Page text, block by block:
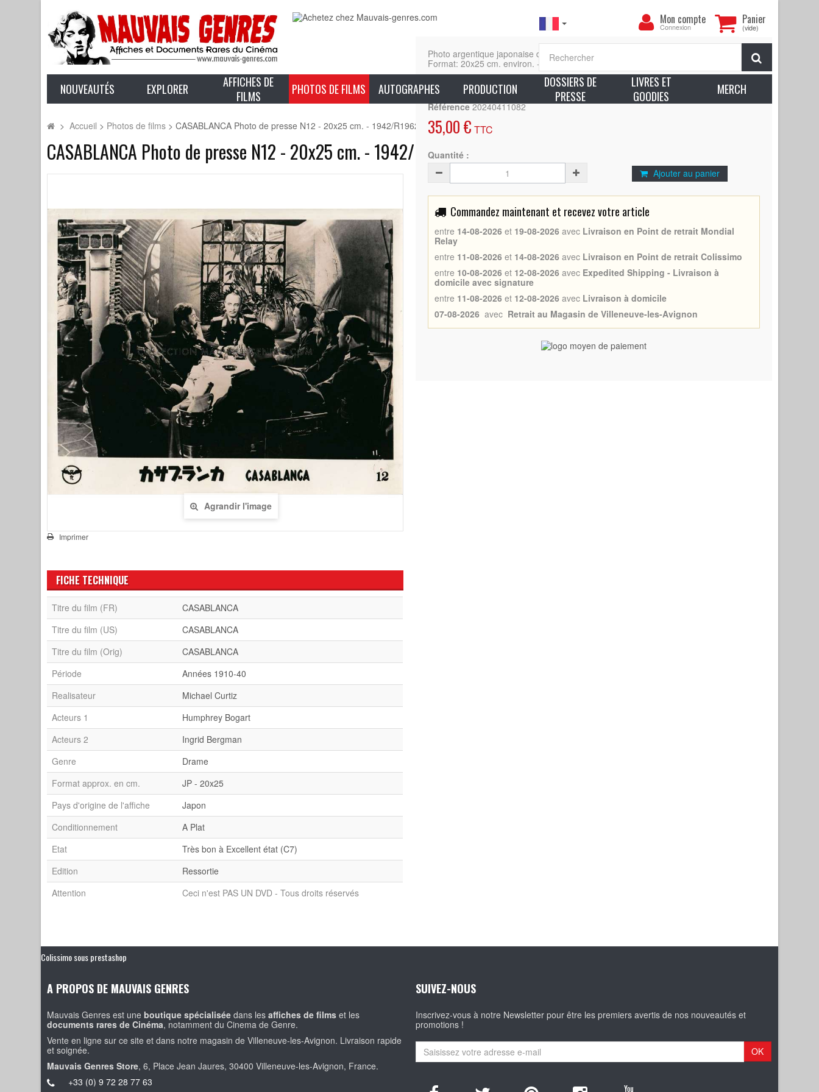
Panier
(vide)
Mon
compte
Mon compte
Connexion
NOUVEAUTÉS EXPLORER
AFFICHES DE
FILMS
PHOTOS DE FILMS AUTOGRAPHES PRODUCTION
DOSSIERS DE
PRESSE
LIVRES ET
GOODIES
MERCH
> Accueil > Photos de films > CASABLANCA Photo de presse N12 - 20x25 cm. - 1942/R1962 - Humphrey Bogart, Michael Curtiz
CASABLANCA Photo de presse N12 - 20x25 cm. - 1942/R1962 - Humphrey Bogart, Michael Curtiz
Agrandir l'image
Imprimer
Photo argentique japonaise de CASABLANCA N12 (CASABLANCA - 1942/R1962) -
Format: 20x25 cm. environ. - Très bon à Excellent état (C7) Punaises
En savoir plus sur l’état des produits
Référence 20240411082
35,00 € TTC
Quantité :
Ajouter au panier
Commandez maintenant et recevez votre article
entre 14-08-2026 et 19-08-2026 avec Livraison en Point de retrait Mondial
Relay
entre 11-08-2026 et 14-08-2026 avec Livraison en Point de retrait Colissimo
entre 10-08-2026 et 12-08-2026 avec Expedited Shipping - Livraison à
domicile avec signature
entre 11-08-2026 et 12-08-2026 avec Livraison à domicile
07-08-2026 avec Retrait au Magasin de Villeneuve-les-Avignon
FICHE TECHNIQUE
Titre du film (FR)
CASABLANCA
Titre du film (US)
CASABLANCA
Titre du film (Orig)
CASABLANCA
Période
Années 1910-40
Realisateur
Michael Curtiz
Acteurs 1
Humphrey Bogart
Acteurs 2
Ingrid Bergman
Genre
Drame
Format approx. en cm.
JP - 20x25
Pays d'origine de l'affiche
Japon
Conditionnement
A Plat
Etat
Très bon à Excellent état (C7)
Edition
Ressortie
Attention
Ceci n'est PAS UN DVD - Tous droits réservés
Colissimo sous prestashop
A PROPOS DE MAUVAIS GENRES
Mauvais Genres est uneboutique spécialisée dans lesaffiches de films et les
documents rares de Cinéma, notamment du Cinema de Genre.
Vente en ligne sur ce site et dans notre magasin de Villeneuve-les-Avignon. Livraison rapide
et soignée.
Mauvais Genres Store, 6, Place Jean Jaures, 30400 Villeneuve-les-Avignon, France.
+33 (0) 9 72 28 77 63
SUIVEZ-NOUS
Inscrivez-vous à notre Newsletter pour être les premiers avertis de nos nouveautés et
promotions !
OK